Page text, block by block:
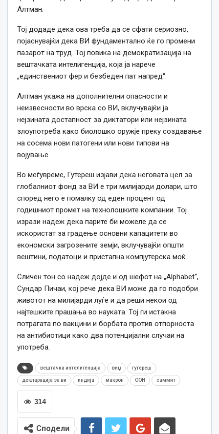
Алтман.
Тој додаде дека ова треба да се сфати сериозно,
појаснувајќи дека ВИ фундаментално ќе го промени
пазарот на труд. Тој повика на демократизација на
вештачката интелигенција, која ја нарече
„единствениот фер и безбеден пат напред“.
Алтман укажа на дополнителни опасности и
неизвесности во врска со ВИ, вклучувајќи ја
нејзината достапност за диктатори или нејзината
злоупотреба како биолошко оружје преку создавање
на сосема нови патогени или нови типови на
војување.
Во меѓувреме, Гутереш изјави дека неговата цел за
глобалниот фонд за ВИ е три милијарди долари, што
според него е помалку од еден процент од
годишниот промет на технолошките компании. Тој
изрази надеж дека парите би можеле да се
искористат за градење основни капацитети во
економски загрозените земји, вклучувајќи општи
вештини, податоци и пристапна компјутерска моќ.
Сличен тон со надеж дојде и од шефот на „Alphabet“,
Сундар Пичаи, кој рече дека ВИ може да го подобри
животот на милијарди луѓе и да реши некои од
најтешките прашања во науката. Тој ги истакна
потрагата по вакцини и борбата против отпорноста
на антибиотици како два потенцијални случаи на
употреба.
вештачка интелигенција виџ гутереш
декларација за ви индија макрон ООН саммит
314
Сподели